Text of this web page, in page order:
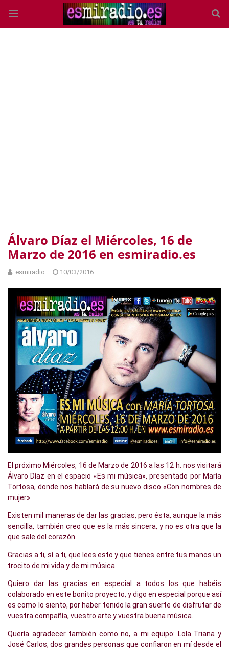
Álvaro Díaz el Miércoles, 16 de
Marzo de 2016 en esmiradio.es
esmiradio 10/03/2016
El próximo Miércoles, 16 de Marzo de 2016 a las 12 h. nos visitará
Álvaro Díaz en el espacio «Es mi música», presentado por María
Tortosa, donde nos hablará de su nuevo disco «Con nombres de
mujer».
Existen mil maneras de dar las gracias, pero ésta, aunque la más
sencilla, también creo que es la más sincera, y no es otra que la
que sale del corazón.
Gracias a ti, sí a ti, que lees esto y que tienes entre tus manos un
trocito de mi vida y de mi música.
Quiero dar las gracias en especial a todos los que habéis
colaborado en este bonito proyecto, y digo en especial porque así
es como lo siento, por haber tenido la gran suerte de disfrutar de
vuestra compañía, vuestro arte y vuestra buena música.
Quería agradecer también como no, a mi equipo: Lola Triana y
José Carlos, dos grandes personas que confiaron en mí desde el